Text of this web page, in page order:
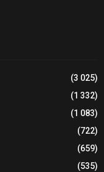
(3 025)
(1 332)
(1 083)
(722)
(659)
(535)